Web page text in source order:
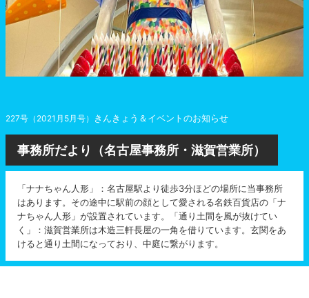
227号（2021月5月号） きんきょう＆イベントのお知らせ
事務所だより（名古屋事務所・滋賀営業所）
「ナナちゃん人形」：名古屋駅より徒歩3分ほどの場所に当事務所
はあります。その途中に駅前の顔として愛される名鉄百貨店の「ナ
ナちゃん人形」が設置されています。「通り土間を風が抜けてい
く」：滋賀営業所は木造三軒長屋の一角を借りています。玄関をあ
けると通り土間になっており、中庭に繋がります。